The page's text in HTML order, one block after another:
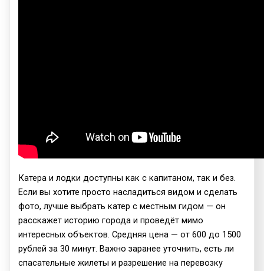
Катера и лодки доступны как с капитаном, так и без.
Если вы хотите просто насладиться видом и сделать
фото, лучше выбрать катер с местным гидом — он
расскажет историю города и проведёт мимо
интересных объектов. Средняя цена — от 600 до 1500
рублей за 30 минут. Важно заранее уточнить, есть ли
спасательные жилеты и разрешение на перевозку